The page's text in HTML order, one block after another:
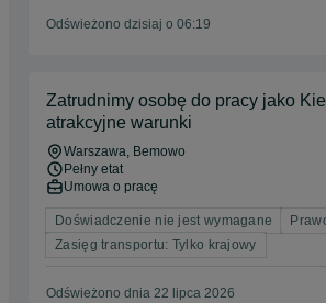
Odświeżono dzisiaj o 06:19
Zatrudnimy osobę do pracy jako
atrakcyjne warunki
Warszawa, Bemowo
Pełny etat
Umowa o pracę
Doświadczenie nie jest wymagane
Zasięg transportu: Tylko krajowy
Odświeżono dnia 22 lipca 2026